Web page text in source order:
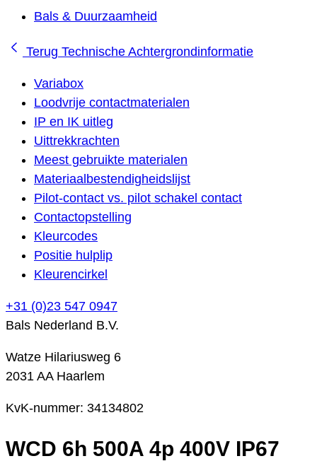
Bals & Duurzaamheid
Terug Technische Achtergrondinformatie
Variabox
Loodvrije contactmaterialen
IP en IK uitleg
Uittrekkrachten
Meest gebruikte materialen
Materiaalbestendigheidslijst
Pilot-contact vs. pilot schakel contact
Contactopstelling
Kleurcodes
Positie hulplip
Kleurencirkel
+31 (0)23 547 0947
Bals Nederland B.V.
Watze Hilariusweg 6
2031 AA Haarlem
KvK-nummer: 34134802
WCD 6h 500A 4p 400V IP67